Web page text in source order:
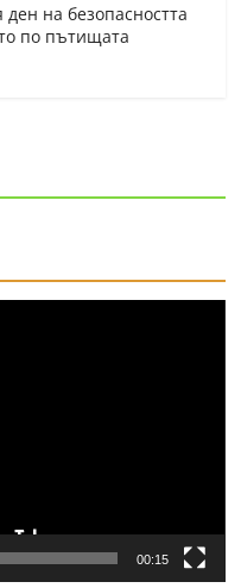
на безопасността
по пътищата
00:15